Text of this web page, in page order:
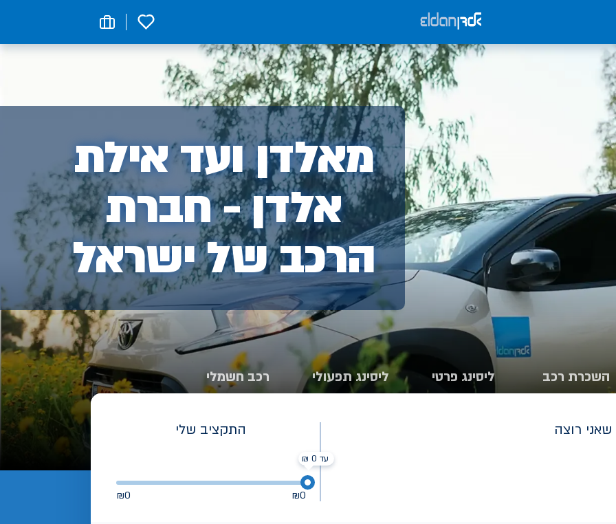
0
אלדן
-
מאלדן ועד אילת
אלדן - חברת
הרכב של ישראל
השכרת רכב ליסינג פרטי ליסינג תפעולי רכב חשמלי
רוצה התקציב שלי
₪0
₪0
עד 0 ₪